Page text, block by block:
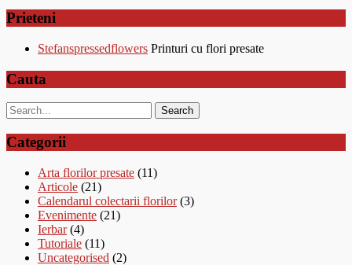
Prieteni
Stefanspressedflowers Printuri cu flori presate
Cauta
Categorii
Arta florilor presate (11)
Articole (21)
Calendarul colectarii florilor(3)
Evenimente (21)
Ierbar(4)
Tutoriale (11)
Uncategorised (2)